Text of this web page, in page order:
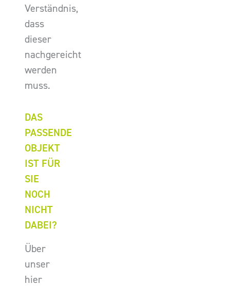
Verständnis,
dass
dieser
nachgereicht
werden
muss.
DAS
PASSENDE
OBJEKT
IST FÜR
SIE
NOCH
NICHT
DABEI?
Über
unser
hier